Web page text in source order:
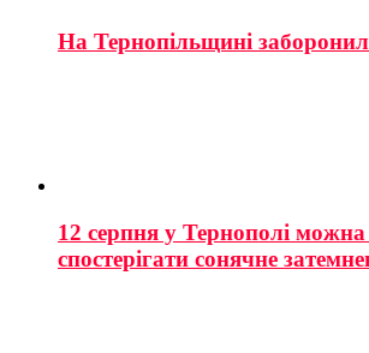
На Тернопільщині
12 серпня у Тернополі можна
спостерігати сонячне